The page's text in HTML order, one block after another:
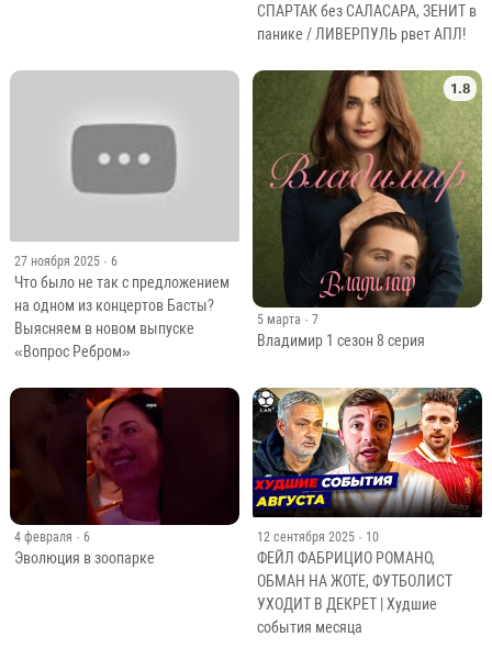
СПАРТАК без САЛАСАРА, ЗЕНИТ в
панике / ЛИВЕРПУЛЬ рвет АПЛ!
27 ноября 2025 · 6
Что было не так с предложением
на одном из концертов Басты?
Выясняем в новом выпуске
«Вопрос Ребром»
1.8
5 марта · 7
Владимир 1 сезон 8 серия
4 февраля · 6
Эволюция в зоопарке
12 сентября 2025 · 10
ФЕЙЛ ФАБРИЦИО РОМАНО,
ОБМАН НА ЖОТЕ, ФУТБОЛИСТ
УХОДИТ В ДЕКРЕТ | Худшие
события месяца